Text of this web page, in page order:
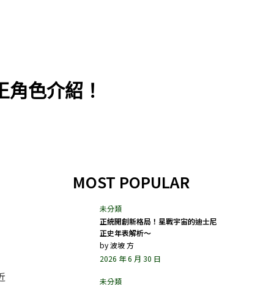
色介紹！
MOST POPULAR
正統開創新格局！星戰宇宙的迪士尼
正史年表解析～
by波坡 方
2026 年 6 月 30 日